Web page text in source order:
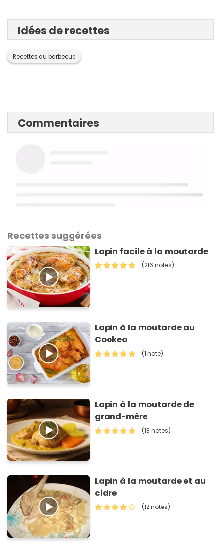
Idées de recettes
Recettes au barbecue
Commentaires
Recettes suggérées
Lapin facile à la moutarde
(216 notes)
Lapin à la moutarde au
Cookeo
(1 note)
Lapin à la moutarde de
grand-mère
(18 notes)
Lapin à la moutarde et au
cidre
(12 notes)